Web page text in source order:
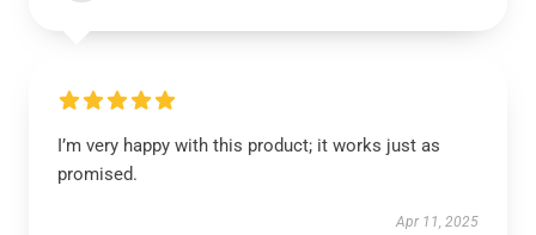
I’m very happy with this product; it works just as
promised.
Apr 11, 2025